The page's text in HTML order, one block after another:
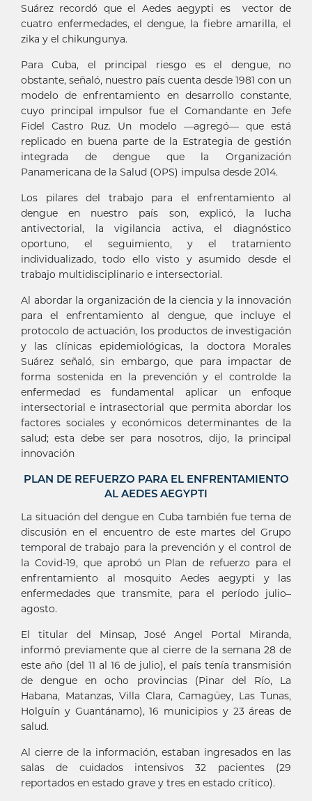
Suárez recordó que el Aedes aegypti es vector de
cuatro enfermedades, el dengue, la fiebre amarilla, el
zika y el chikungunya.
Para Cuba, el principal riesgo es el dengue, no
obstante, señaló, nuestro país cuenta desde 1981 con un
modelo de enfrentamiento en desarrollo constante,
cuyo principal impulsor fue el Comandante en Jefe
Fidel Castro Ruz. Un modelo —agregó— que está
replicado en buena parte de la Estrategia de gestión
integrada de dengue que la Organización
Panamericana de la Salud (OPS) impulsa desde 2014.
Los pilares del trabajo para el enfrentamiento al
dengue en nuestro país son, explicó, la lucha
antivectorial, la vigilancia activa, el diagnóstico
oportuno, el seguimiento, y el tratamiento
individualizado, todo ello visto y asumido desde el
trabajo multidisciplinario e intersectorial.
Al abordar la organización de la ciencia y la innovación
para el enfrentamiento al dengue, que incluye el
protocolo de actuación, los productos de investigación
y las clínicas epidemiológicas, la doctora Morales
Suárez señaló, sin embargo, que para impactar de
forma sostenida en la prevención y el controlde la
enfermedad es fundamental aplicar un enfoque
intersectorial e intrasectorial que permita abordar los
factores sociales y económicos determinantes de la
salud; esta debe ser para nosotros, dijo, la principal
innovación
PLAN DE REFUERZO PARA EL ENFRENTAMIENTO
AL AEDES AEGYPTI
La situación del dengue en Cuba también fue tema de
discusión en el encuentro de este martes del Grupo
temporal de trabajo para la prevención y el control de
la Covid-19, que aprobó un Plan de refuerzo para el
enfrentamiento al mosquito Aedes aegypti y las
enfermedades que transmite, para el período julio–
agosto.
El titular del Minsap, José Angel Portal Miranda,
informó previamente que al cierre de la semana 28 de
este año (del 11 al 16 de julio), el país tenía transmisión
de dengue en ocho provincias (Pinar del Río, La
Habana, Matanzas, Villa Clara, Camagüey, Las Tunas,
Holguín y Guantánamo), 16 municipios y 23 áreas de
salud.
Al cierre de la información, estaban ingresados en las
salas de cuidados intensivos 32 pacientes (29
reportados en estado grave y tres en estado crítico).